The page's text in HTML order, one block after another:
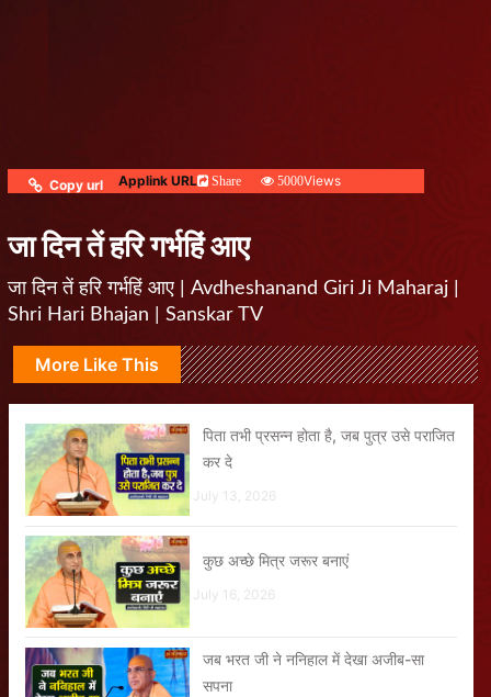
Copy url Applink URL Share 5000Views
जा दिन तें हरि गर्भहिं आए
जा दिन तें हरि गर्भहिं आए | Avdheshanand Giri Ji Maharaj |
Shri Hari Bhajan | Sanskar TV
More Like This
पिता तभी प्रसन्न होता है, जब पुत्र उसे पराजित
कर दे
July 13, 2026
कुछ अच्छे मित्र जरूर बनाएं
July 16, 2026
जब भरत जी ने ननिहाल में देखा अजीब-सा
सपना